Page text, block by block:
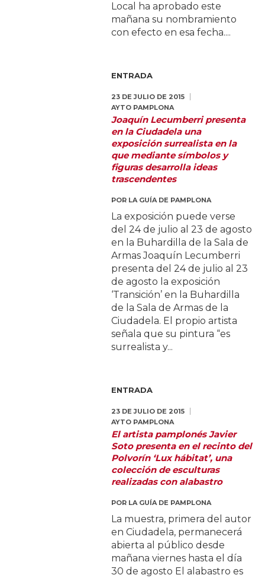
Local ha aprobado este
mañana su nombramiento
con efecto en esa fecha....
ENTRADA
23 DE JULIO DE 2015
AYTO PAMPLONA
Joaquín Lecumberri presenta
en la Ciudadela una
exposición surrealista en la
que mediante símbolos y
figuras desarrolla ideas
trascendentes
POR LA GUÍA DE PAMPLONA
La exposición puede verse
del 24 de julio al 23 de agosto
en la Buhardilla de la Sala de
Armas Joaquín Lecumberri
presenta del 24 de julio al 23
de agosto la exposición
‘Transición’ en la Buhardilla
de la Sala de Armas de la
Ciudadela. El propio artista
señala que su pintura “es
surrealista y...
ENTRADA
23 DE JULIO DE 2015
AYTO PAMPLONA
El artista pamplonés Javier
Soto presenta en el recinto del
Polvorín ‘Lux hábitat’, una
colección de esculturas
realizadas con alabastro
POR LA GUÍA DE PAMPLONA
La muestra, primera del autor
en Ciudadela, permanecerá
abierta al público desde
mañana viernes hasta el día
30 de agosto El alabastro es